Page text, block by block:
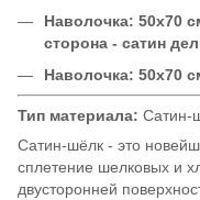
Наволочка: 50х70
сторона - сатин
Наволочка: 50х70
Тип материала: Сатин-
Сатин-шёлк - это
сплетение шелковых и
двусторонней